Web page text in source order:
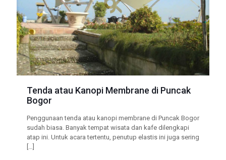
Tenda atau Kanopi Membrane di Puncak
Bogor
Penggunaan tenda atau kanopi membrane di Puncak Bogor
sudah biasa. Banyak tempat wisata dan kafe dilengkapi
atap ini. Untuk acara tertentu, penutup elastis ini juga sering
[…]